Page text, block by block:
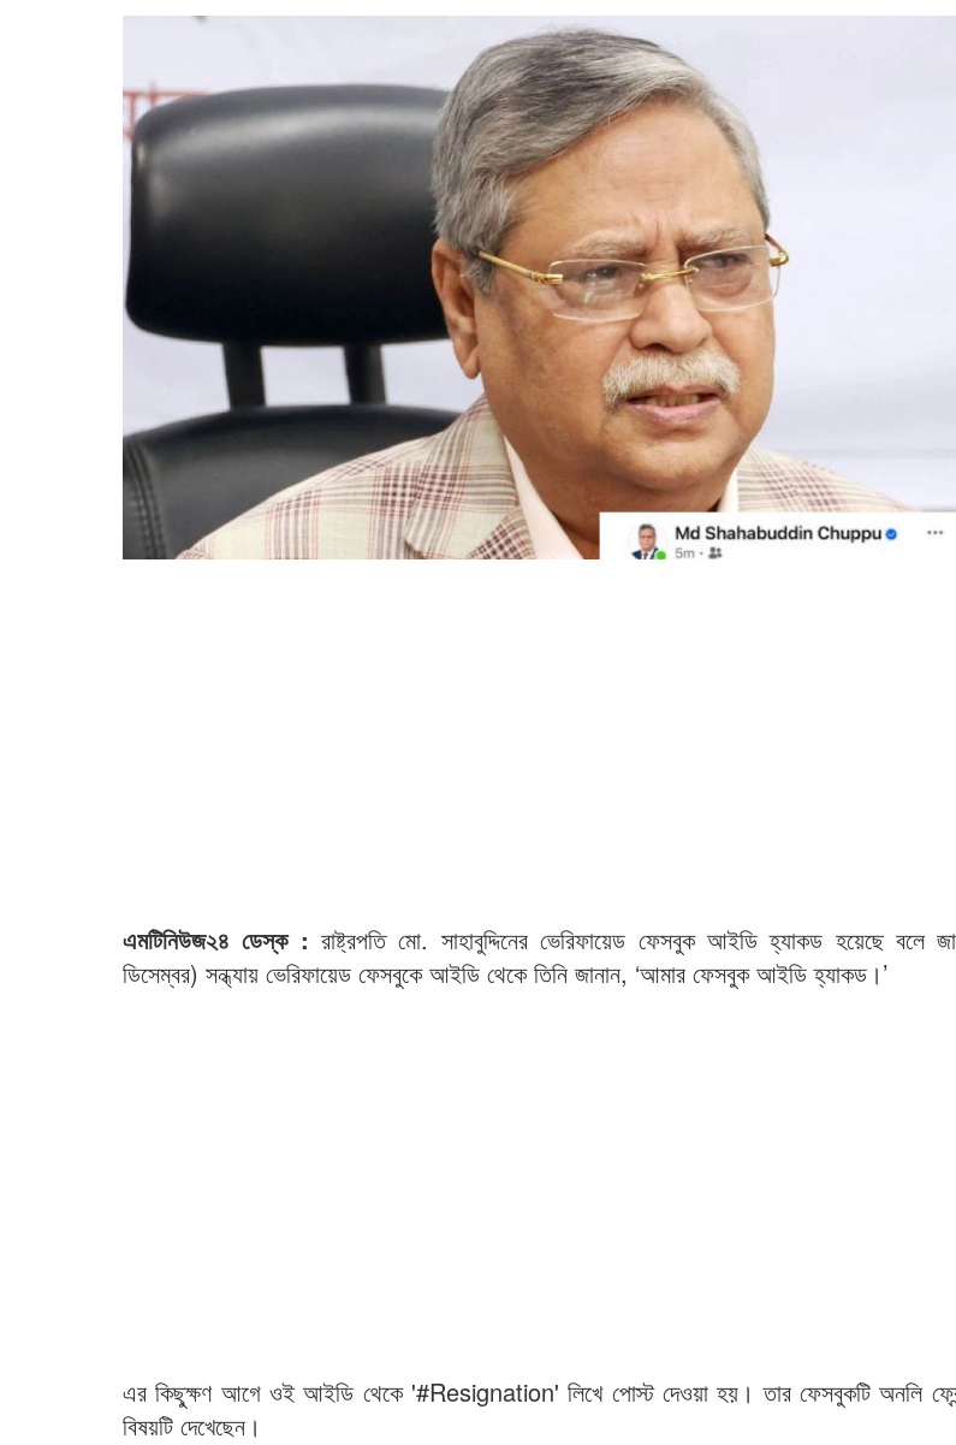
এমটিনিউজ২৪ ডেস্ক : রাষ্ট্রপতি মো. সাহাবুদ্দিনের ভেরিফায়েড ফেসবুক আইডি হ্যাকড হয়েছে বলে
ডিসেম্বর) সন্ধ্যায় ভেরিফায়েড ফেসবুকে আইডি থেকে তিনি জানান, ‘আমার ফেসবুক আইডি হ্যাকড।’
এর কিছু্ক্ষণ আগে ওই আইডি থেকে '#Resignation' লিখে পোস্ট দেওয়া হয়। তার ফেসবুকটি অনলি
বিষয়টি দেখেছেন।